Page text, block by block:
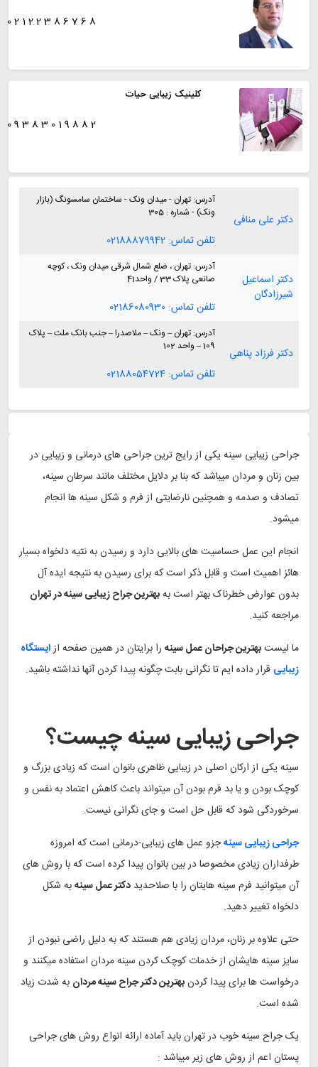
02122386768
کلینیک زیبایی حیات
09383019882
دکتر علی منافی
آدرس: تهران - میدان ونک - ساختمان سامسونگ (بازار
ونک) - شماره : 305
تلفن تماس: 02188879942
دکتر اسماعیل
شیرزادگان
آدرس: تهران ، ضلع شمال شرقی میدان ونک ، کوچه
صانعی پلاک 33 / واحد41
تلفن تماس: 02186080930
دکتر فرزاد پناهی
آدرس: تهران – ونک – ملاصدرا – جنب بانک ملت – پلاک
109 – واحد 102
تلفن تماس: 02188054724
جراحی زیبایی سینه یکی از رایج ترین جراحی های درمانی و زیبایی در
بین زنان و مردان میباشد که بنا بر دلایل مختلف مانند سرطان سینه،
تصادف و صدمه و همچنین نارضایتی از فرم و شکل سینه ها انجام
میشود.
انجام این عمل حساسیت های بالایی دارد و رسیدن به نتیه دلخواه بسیار
هائز اهمیت است و قابل ذکر است که برای رسیدن به نتیجه ایده آل
بدون عوارض خطرناک بهتر است بهبهترین جراح زیبایی سینه در تهران
مراجعه کنید.
ما لیستبهترین جراحان عمل سینه را برایتان در همین صفحه ازایستگاه
زیبایی قرار داده ایم تا نگرانی بابت چگونه پیدا کردن آنها نداشته باشید.
جراحی زیبایی سینه چیست؟
سینه یکی از ارکان اصلی در زیبایی ظاهری بانوان است که زیادی بزرگ و
کوچک بودن و یا بد فرم بودن آن میتواند باعث کاهش اعتماد به نفس و
سرخوردگی شود که قابل حل است و جای نگرانی نیست.
جراحی زیبایی سینهجزو عمل های زیبایی-درمانی است که امروزه
طرفداران زیادی مخصوصا در بین بانوان پیدا کرده است که با روش های
آن میتوانید فرم سینه هایتان را با صلاحدید دکتر عمل سینهبه شکل
دلخواه تغییر دهید.
حتی علاوه بر زنان، مردان زیادی هم هستند که به دلیل راضی نبودن از
سایز سینه هایشان از خدمات کوچک کردن سینه مردان استفاده میکنند و
درخواست ها برای پیدا کردنبهترین دکتر جراح سینه مردان به شدت زیاد
شده است.
یک جراح سینه خوب در تهران باید آماده ارائه انواع روش های جراحی
پستان اعم از روش های زیر میباشد :